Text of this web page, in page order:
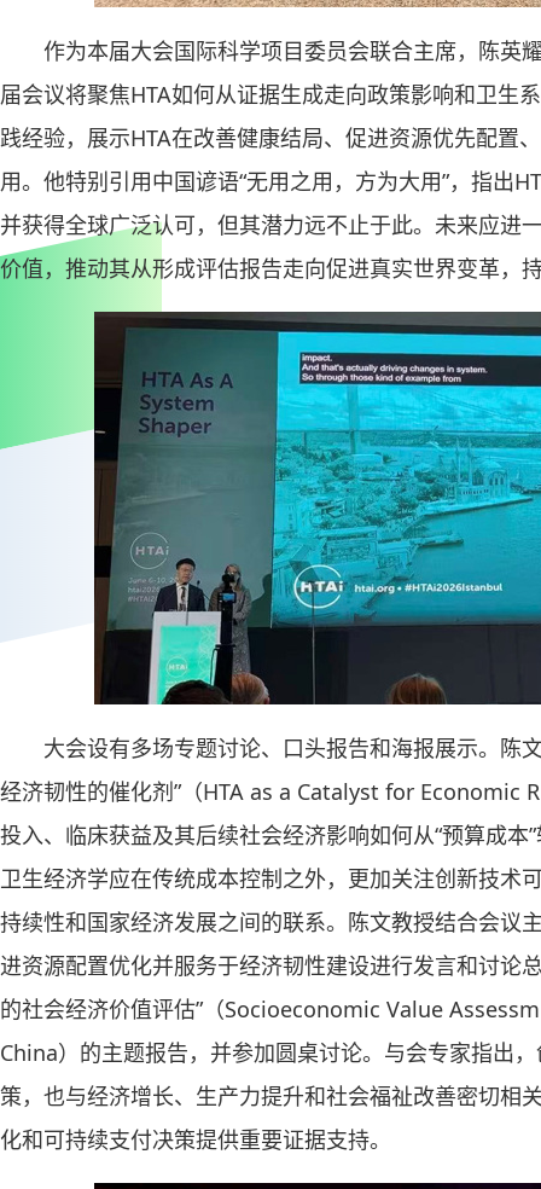
作为本届大会国际科学项目委员会联合主席，陈英
届会议将聚焦HTA如何从证据生成走向政策影响和卫生
践经验，展示HTA在改善健康结局、促进资源优先配置
用。他特别引用中国谚语“无用之用，方为大用”，指出
并获得全球广泛认可，但其潜力远不止于此。未来应进
价值，推动其从形成评估报告走向促进真实世界变革，
大会设有多场专题讨论、口头报告和海报展示。陈
经济韧性的催化剂”（HTA as a Catalyst for Economic
投入、临床获益及其后续社会经济影响如何从“预算成本
卫生经济学应在传统成本控制之外，更加关注创新技术
持续性和国家经济发展之间的联系。陈文教授结合会议
进资源配置优化并服务于经济韧性建设进行发言和讨论
的社会经济价值评估”（Socioeconomic Value
China）的主题报告，并参加圆桌讨论。与会专家指出
策，也与经济增长、生产力提升和社会福祉改善密切相
化和可持续支付决策提供重要证据支持。